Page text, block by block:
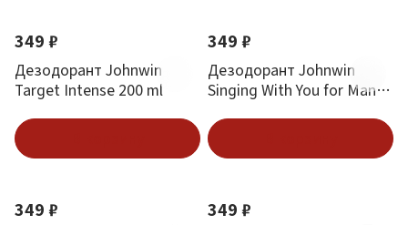
349 ₽
Дезодорант Johnwin
Target Intense 200 ml
349 ₽
Дезодорант Johnwin
Singing With You for Man
349 ₽ 349 ₽